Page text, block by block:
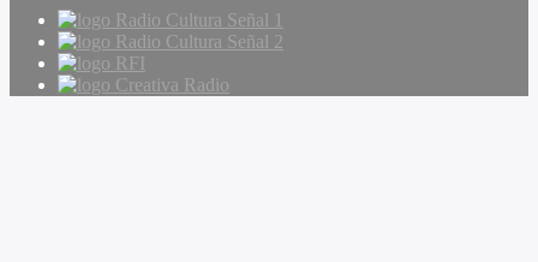
Radio Cultura Señal 1
Radio Cultura Señal 2
RFI
Creativa Radio